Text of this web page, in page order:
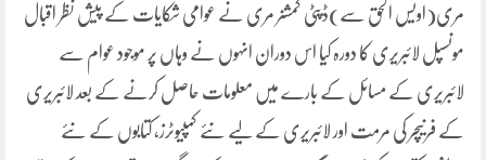
مری(اویس الحق سے)ڈپٹی کمشنر مری نے عوامی شکایات کے پیش نظر اقبال
مونسپل لائبریری کا دورہ کیا اس دوران انہوں نے وہاں پر موجود عوام سے
لائبریری کے مسائل کے بارے میں معلومات حاصل کرنے کے بعد لائبریری
کے فرنیچر کی مرمت اور لائبریری کے لیے نئے کمپیوٹرز، کتابوں کے نئے